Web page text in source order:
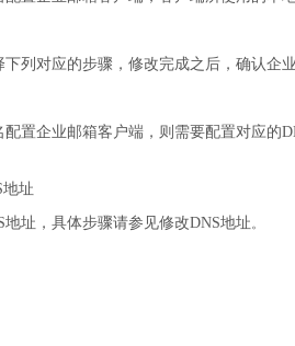
列对应的步骤，修改完成之后，确认企
置企业邮箱客户端，则需要配置对应的
址
址，具体步骤请参见修改DNS地址。